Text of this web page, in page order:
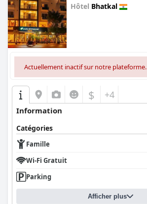
Hôtel Bhatkal
Actuellement inactif sur notre plateforme.
$ +4
Information
Catégories
Famille
Wi-Fi Gratuit
Parking
Afficher plus